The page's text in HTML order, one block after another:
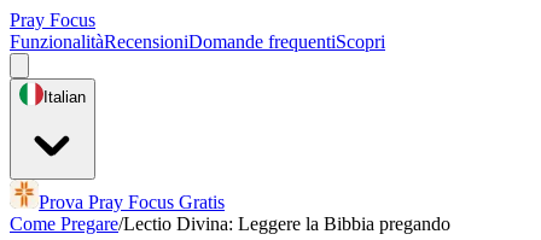
Pray Focus
FunzionalitàRecensioniDomande frequentiScopri
Italian
Prova Pray Focus Gratis
Come Pregare/Lectio Divina: Leggere la Bibbia pregando